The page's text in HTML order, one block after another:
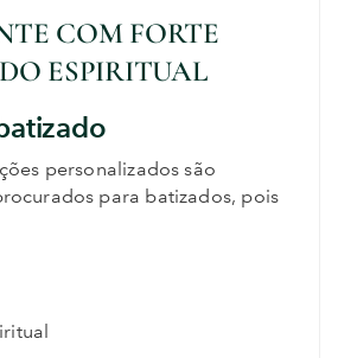
COM FORTE
ESPIRITUAL
personalizados são
para batizados, pois